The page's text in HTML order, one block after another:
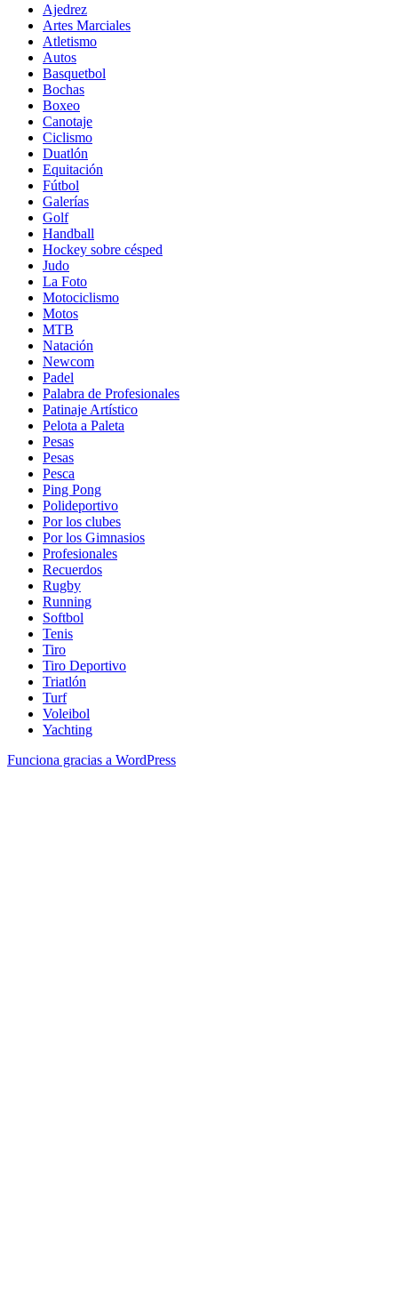
Ajedrez
Artes Marciales
Atletismo
Autos
Basquetbol
Bochas
Boxeo
Canotaje
Ciclismo
Duatlón
Equitación
Fútbol
Galerías
Golf
Handball
Hockey sobre césped
Judo
La Foto
Motociclismo
Motos
MTB
Natación
Newcom
Padel
Palabra de Profesionales
Patinaje Artístico
Pelota a Paleta
Pesas
Pesas
Pesca
Ping Pong
Polideportivo
Por los clubes
Por los Gimnasios
Profesionales
Recuerdos
Rugby
Running
Softbol
Tenis
Tiro
Tiro Deportivo
Triatlón
Turf
Voleibol
Yachting
Funciona gracias a WordPress